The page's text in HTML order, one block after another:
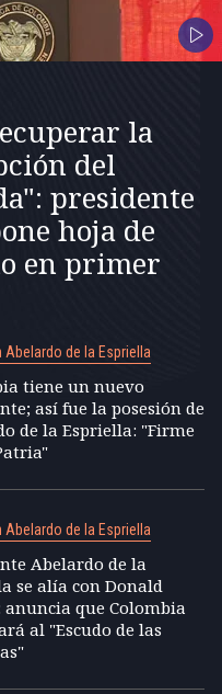
la
del
presidente
hoja de
en primer
de la Espriella
tiene un nuevo
así fue la posesión de
de la Espriella: "Firme
de la Espriella
Abelardo de la
se alía con Donald
que Colombia
al "Escudo de las